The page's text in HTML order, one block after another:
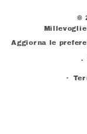
©
Aggiorna le